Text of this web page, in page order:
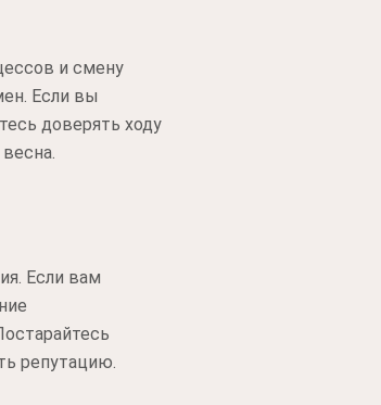
и смену
Если вы
доверять ходу
Если вам
репутацию.